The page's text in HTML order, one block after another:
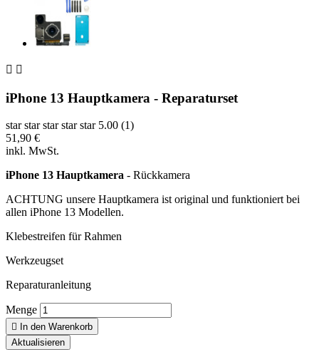
 
iPhone 13 Hauptkamera - Reparaturset
star star star star star 5.00 (1)
51,90 €
inkl. MwSt.
iPhone 13 Hauptkamera - Rückkamera
ACHTUNG unsere Hauptkamera ist original und funktioniert bei
allen iPhone 13 Modellen.
Klebestreifen für Rahmen
Werkzeugset
Reparaturanleitung
Menge
 In den Warenkorb